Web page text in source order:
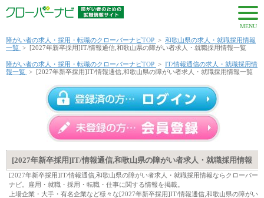
MENU
障がい者の求人・採用・転職のクローバーナビTOP > 和歌山県の求人・就職採用情報
一覧 > [2027年新卒採用]IT/情報通信,和歌山県の障がい者求人・就職採用情報一覧
障がい者の求人・採用・転職のクローバーナビTOP > IT/情報通信の求人・就職採用情
報一覧 > [2027年新卒採用]IT/情報通信,和歌山県の障がい者求人・就職採用情報一覧
[2027年新卒採用]IT/情報通信,和歌山県の障がい者求人・就職採用情報
[2027年新卒採用]IT/情報通信,和歌山県の障がい者求人・就職採用情報ならクローバー
ナビ。雇用・就職・採用・転職・仕事に関する情報を掲載。
上場企業・大手・有名企業など様々な[2027年新卒採用]IT/情報通信,和歌山県の障がい